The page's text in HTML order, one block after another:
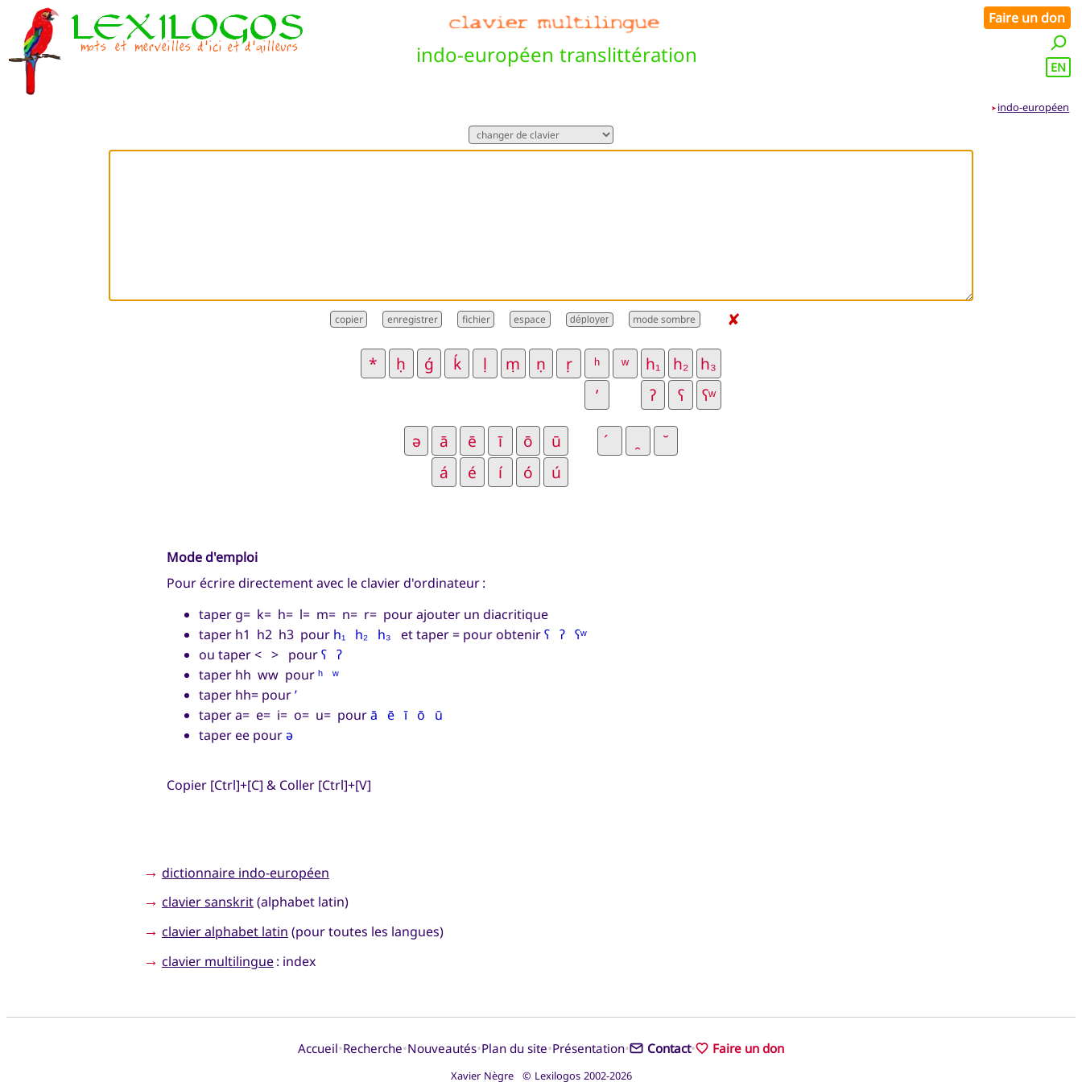
indo-européen translittération
Faire un don
EN
➤ indo-européen
déployer ✘
Mode d'emploi
Pour écrire directement avec le clavier d'ordinateur :
taper g= k= h= l= m= n= r= pour ajouter un diacritique
taper h1 h2 h3 pour h₁ h₂ h₃ et taper = pour obtenirʕ ʔ ʕʷ
ou taper < > pourʕ ʔ
taper hh ww pourʰ ʷ
taper hh= pour’
taper a= e= i= o= u= pourā ē ī ō ū
taper ee pourǝ
Copier [Ctrl]+[C] & Coller [Ctrl]+[V]
→ dictionnaire indo-européen
→ clavier sanskrit(alphabet latin)
→ clavier alphabet latin (pour toutes les langues)
→ clavier multilingue: index
Accueil•Recherche•Nouveautés•Plan du site•Présentation• Contact• Faire un don
Xavier Nègre © Lexilogos 2002-2026